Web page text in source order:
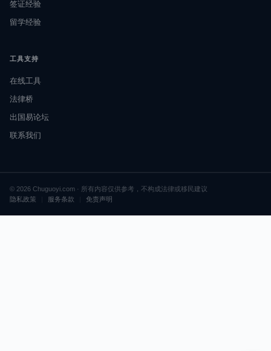
签证经验
留学经验
工具支持
在线工具
法律桥
出国易论坛
联系我们
© 2026 Chuguoyi.com · 所有内容仅供参考，不构成法律或移民建议
隐私政策
服务条款 免责声明